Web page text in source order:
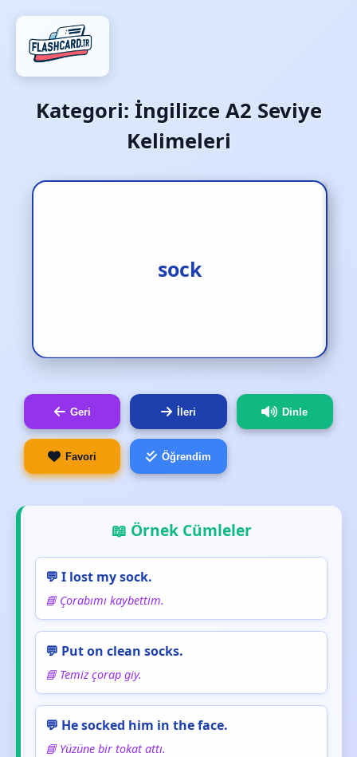
Kategori: İngilizce A2 Seviye
Kelimeleri
sock
[f.] 3.tokatlamak [f.]
Geri İleri Dinle
Favori Öğrendim
📖 Örnek Cümleler
💬 I lost my sock.
📘 Çorabımı kaybettim.
💬 Put on clean socks.
📘 Temiz çorap giy.
💬 He socked him in the face.
📘 Yüzüne bir tokat attı.